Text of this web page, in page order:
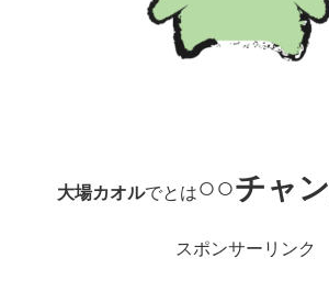
大場カオルでとは○○チャン
スポンサーリンク